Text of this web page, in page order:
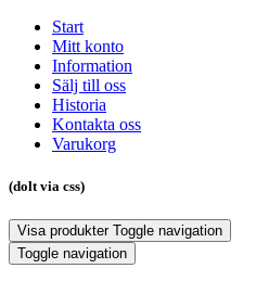
Start
Mitt konto
Information
Sälj till oss
Historia
Kontakta oss
Varukorg
(dolt via css)
Visa produkter Toggle navigation
Toggle navigation